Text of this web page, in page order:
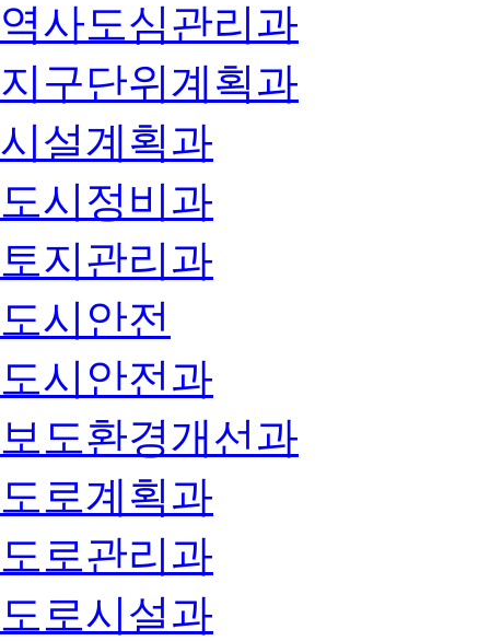
역사도심관리과
지구단위계획과
시설계획과
도시정비과
토지관리과
도시안전
도시안전과
보도환경개선과
도로계획과
도로관리과
도로시설과